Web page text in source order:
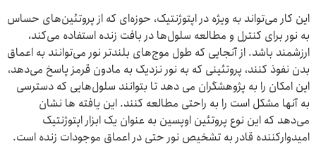
این کار می‌تواند به ویژه در اپتوژنتیک، حوزه‌ای که از پروتئین‌های حساس
به نور برای کنترل و مطالعه سلول‌ها در بافت زنده استفاده می‌کند،
ارزشمند باشد. از آنجایی که طول موج‌های بلندتر نور می‌توانند به اعماق
بدن نفوذ کنند، پروتئینی که به نور نزدیک به مادون قرمز پاسخ می‌دهد،
این امکان را به پژوهشگران می دهد تا بتوانند سلول‌هایی که دسترسی
به آنها مشکل است را به راحتی مطالعه کنند. این یافته ‌ها نشان
می‌دهد که این نوع پروتئین اوپسین به عنوان یک ابزار اپتوژنتیک
امیدوارکننده قادر به تشخیص نور حتی در اعماق موجودات زنده است.